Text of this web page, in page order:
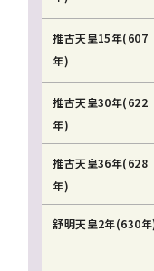
推古天皇15年(607
年)
推古天皇30年(622
年)
推古天皇36年(628
年)
舒明天皇2年(630